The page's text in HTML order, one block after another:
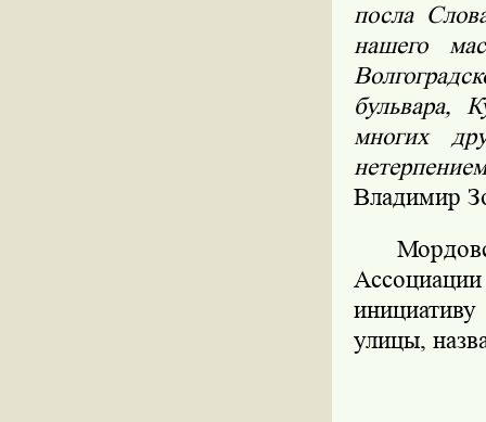
посла
нашего
бульвара,
многих
Владимир
улицы,